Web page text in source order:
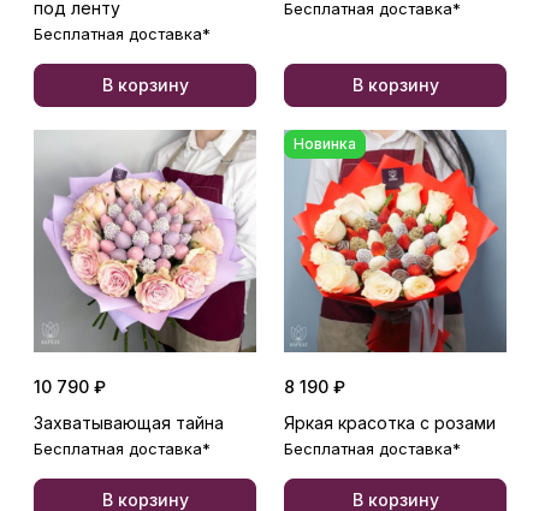
под ленту
Бесплатная доставка*
В корзину
Бесплатная доставка*
В корзину
10 790 ₽
Захватывающая тайна
Бесплатная доставка*
В корзину
Новинка
8 190 ₽
Яркая красотка с розами
Бесплатная доставка*
В корзину